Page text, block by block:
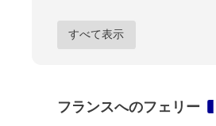
すべて表示
フランスへのフェリー